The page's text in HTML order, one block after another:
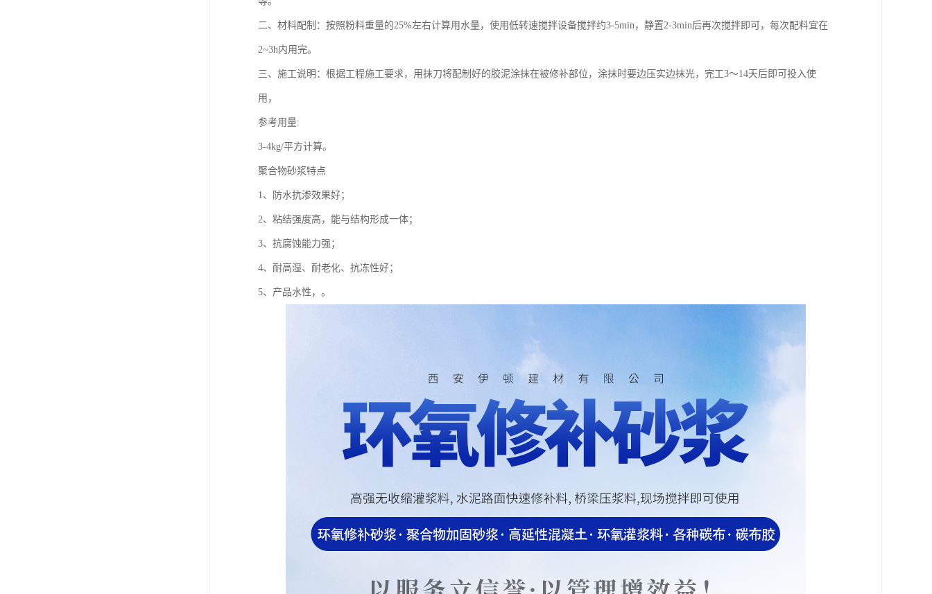
二、材料配制：按照粉料重量的25%左右计算用水量，使用低转速搅拌设备搅拌约3-5min，静置2-3min后再次搅拌即可，每次配料宜在
2~3h内用完。
三、施工说明：根据工程施工要求，用抹刀将配制好的胶泥涂抹在被修补部位，涂抹时要边压实边抹光，完工3～14天后即可投入使
用，
参考用量:
3-4kg/平方计算。
聚合物砂浆特点
1、防水抗渗效果好；
2、粘结强度高，能与结构形成一体；
3、抗腐蚀能力强；
4、耐高湿、耐老化、抗冻性好；
5、产品水性，。